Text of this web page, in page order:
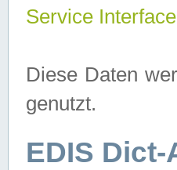
Service
Diese Daten
genutzt.
EDIS Dict-